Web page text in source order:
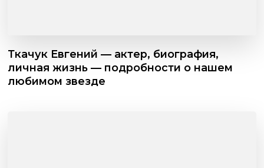
Ткачук Евгений — актер, биография,
личная жизнь — подробности о нашем
любимом звезде